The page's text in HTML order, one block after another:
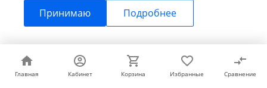
Принимаю Подробнее
Главная Кабинет Корзина Избранные Сравнение
Главная Кабинет Корзина Избранные Сравнение
г. Красноярск, пер. Телевизорный 9 "А" ООО "ПРИЗМ"
© 2026 ПРИЗМ, Все права защищены